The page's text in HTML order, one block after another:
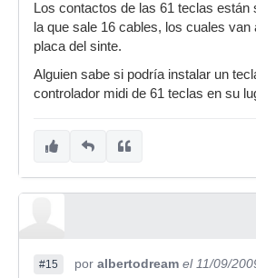
Los contactos de las 61 teclas están
la que sale 16 cables, los cuales van
placa del sinte.
Alguien sabe si podría instalar un
controlador midi de 61 teclas en su
#15 por albertodream el 11/09/